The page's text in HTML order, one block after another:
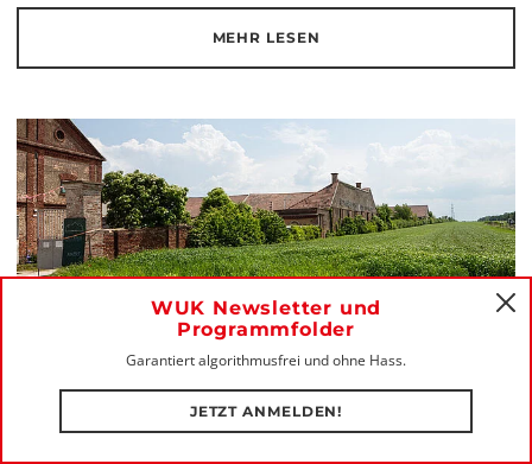
MEHR LESEN
KEX—RESIDENCY
Künstler_innen-Residenz und Research-Residenz der Kunsthalle Exnergasse
MEHR LESEN
WUK Newsletter und
Programmfolder
Garantiert algorithmusfrei und ohne Hass.
JETZT ANMELDEN!